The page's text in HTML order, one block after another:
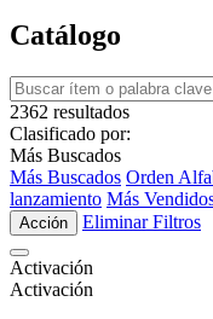
Catálogo
2362 resultados
Clasificado por:
Más Buscados
Más Buscados Orden
lanzamiento Más
Acción Eliminar Filtros
Activación
Activación